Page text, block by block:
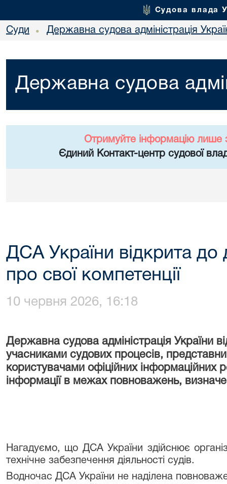
Судова влада
Суди • Державна судова адміністрація
Державна судова
Отримуйте інформацію лише
Єдиний Контакт-центр судової
ДСА України відкрита до
про свої компетенції
10 червня 2026, 16:18
Державна судова адміністрація України
учасниками судових процесів,
користувачами офіційних інформаційних
інформації в межах повноважень,
Нагадуємо, що ДСА України здійснює
технічне забезпечення діяльності судів.
Водночас ДСА України не наділена